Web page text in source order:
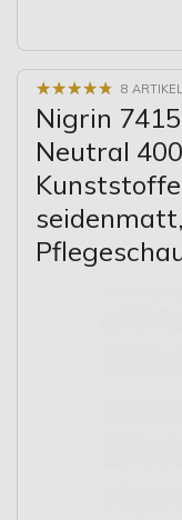
★★★★★
★★★★★ 8
Nigrin
Neutral